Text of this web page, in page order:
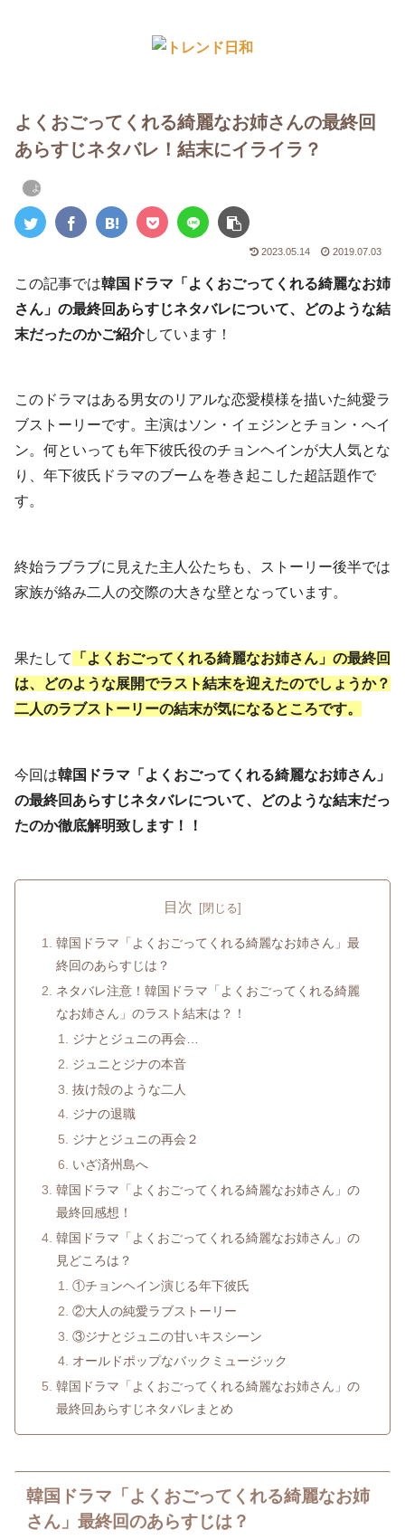
よくおごってくれる綺麗なお姉さんの最終回
あらすじネタバレ！結末にイライラ？
よくおごってくれる綺麗なお姉さん
2023.05.14 2019.07.03
この記事では韓国ドラマ「よくおごってくれる綺麗なお姉
さん」の最終回あらすじネタバレについて、どのような結
末だったのかご紹介しています！
このドラマはある男女のリアルな恋愛模様を描いた純愛ラ
ブストーリーです。主演はソン・イェジンとチョン・へイ
ン。何といっても年下彼氏役のチョンヘインが大人気とな
り、年下彼氏ドラマのブームを巻き起こした超話題作で
す。
終始ラブラブに見えた主人公たちも、ストーリー後半では
家族が絡み二人の交際の大きな壁となっています。
果たして
「よくおごってくれる綺麗なお姉さん」の最終回
は、どのような展開でラスト結末を迎えたのでしょうか？
二人のラブストーリーの結末が気になるところです。
今回は韓国ドラマ「よくおごってくれる綺麗なお姉さん」
の最終回あらすじネタバレについて、どのような結末だっ
たのか徹底解明致します！！
目次
韓国ドラマ「よくおごってくれる綺麗なお姉さん」最
終回のあらすじは？
ネタバレ注意！韓国ドラマ「よくおごってくれる綺麗
なお姉さん」のラスト結末は？！
ジナとジュニの再会…
ジュニとジナの本音
抜け殻のような二人
ジナの退職
ジナとジュニの再会２
いざ済州島へ
韓国ドラマ「よくおごってくれる綺麗なお姉さん」の
最終回感想！
韓国ドラマ「よくおごってくれる綺麗なお姉さん」の
見どころは？
①チョンヘイン演じる年下彼氏
②大人の純愛ラブストーリー
③ジナとジュニの甘いキスシーン
オールドポップなバックミュージック
韓国ドラマ「よくおごってくれる綺麗なお姉さん」の
最終回あらすじネタバレまとめ
韓国ドラマ「よくおごってくれる綺麗なお姉
さん」最終回のあらすじは？